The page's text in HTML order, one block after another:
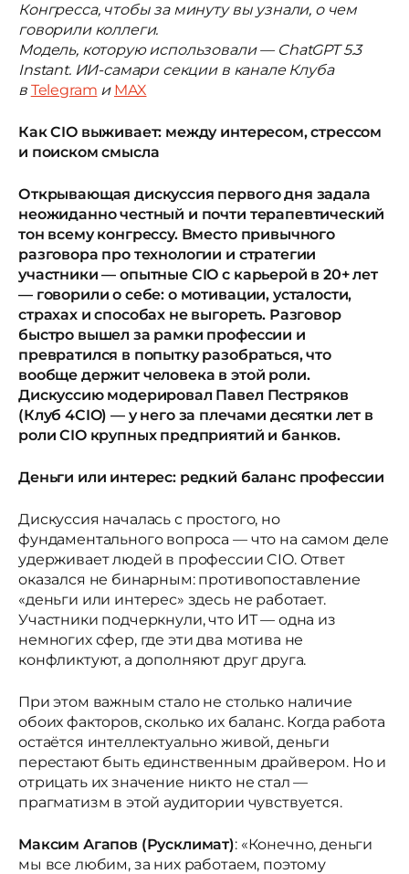
Конгресса, чтобы за минуту вы узнали, о чем
говорили коллеги.
Модель, которую использовали — ChatGPT 5.3
Instant. ИИ-самари секции в канале Клуба
в Telegram и MAX
Как CIO выживает: между интересом, стрессом
и поиском смысла
Открывающая дискуссия первого дня задала
неожиданно честный и почти терапевтический
тон всему конгрессу. Вместо привычного
разговора про технологии и стратегии
участники — опытные CIO с карьерой в 20+ лет
— говорили о себе: о мотивации, усталости,
страхах и способах не выгореть. Разговор
быстро вышел за рамки профессии и
превратился в попытку разобраться, что
вообще держит человека в этой роли.
Дискуссию модерировал Павел Пестряков
(Клуб 4CIO) — у него за плечами десятки лет в
роли CIO крупных предприятий и банков.
Деньги или интерес: редкий баланс профессии
Дискуссия началась с простого, но
фундаментального вопроса — что на самом деле
удерживает людей в профессии CIO. Ответ
оказался не бинарным: противопоставление
«деньги или интерес» здесь не работает.
Участники подчеркнули, что ИТ — одна из
немногих сфер, где эти два мотива не
конфликтуют, а дополняют друг друга.
При этом важным стало не столько наличие
обоих факторов, сколько их баланс. Когда работа
остаётся интеллектуально живой, деньги
перестают быть единственным драйвером. Но и
отрицать их значение никто не стал —
прагматизм в этой аудитории чувствуется.
Максим Агапов (Русклимат): «Конечно, деньги
мы все любим, за них работаем, поэтому